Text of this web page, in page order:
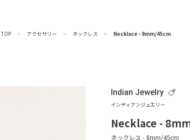
TOP > アクセサリー > ネックレス > Necklace - 8mm/45cm
Indian Jewelry
Necklace -